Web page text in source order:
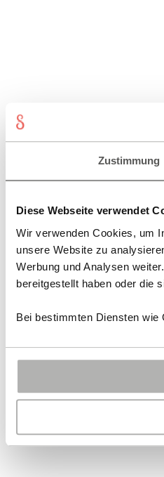
Zustimmung
Diese Webseite verwendet
Wir verwenden Cookies, um
unsere Website zu
Werbung und Analysen
bereitgestellt haben oder die
Bei bestimmten Diensten